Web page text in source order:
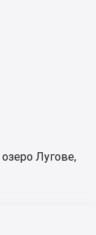
озеро Лугове,